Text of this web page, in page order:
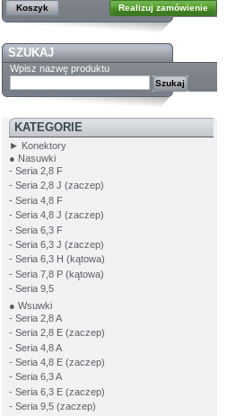
Koszyk Realizuj zamówienie
SZUKAJ
Wpisz nazwę produktu
KATEGORIE
► Konektory
● Nasuwki
- Seria 2,8 F
- Seria 2,8 J (zaczep)
- Seria 4,8 F
- Seria 4,8 J (zaczep)
- Seria 6,3 F
- Seria 6,3 J (zaczep)
- Seria 6,3 H (kątowa)
- Seria 7,8 P (kątowa)
- Seria 9,5
● Wsuwki
- Seria 2,8 A
- Seria 2,8 E (zaczep)
- Seria 4,8 A
- Seria 4,8 E (zaczep)
- Seria 6,3 A
- Seria 6,3 E (zaczep)
- Seria 9,5 (zaczep)